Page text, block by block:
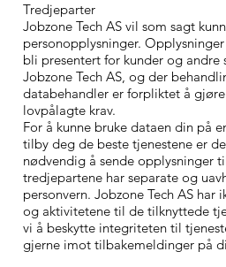
Tredjeparter
Jobzone Tech AS vil som sagt
personopplysninger.
bli presentert for kunder og andre
Jobzone Tech AS, og der
databehandler er forpliktet å
lovpålagte krav.
For å kunne bruke dataen din på
tilby deg de beste tjenestene er
nødvendig å sende opplysninger
tredjepartene har separate og
personvern. Jobzone Tech AS har
og aktivitetene til de tilknyttede
vi å beskytte integriteten til
gjerne imot tilbakemeldinger på